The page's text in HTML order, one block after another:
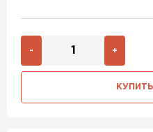
- +